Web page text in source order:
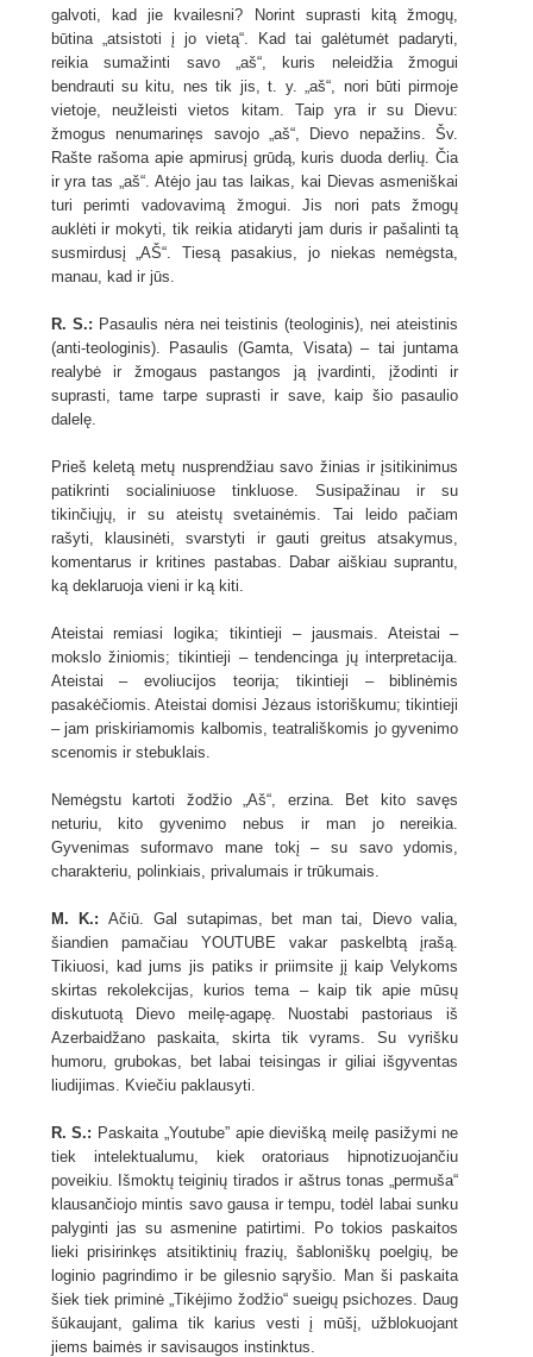
galvoti, kad jie kvailesni? Norint suprasti kitą žmogų,
būtina „atsistoti į jo vietą“. Kad tai galėtumėt padaryti,
reikia sumažinti savo „aš“, kuris neleidžia žmogui
bendrauti su kitu, nes tik jis, t. y. „aš“, nori būti pirmoje
vietoje, neužleisti vietos kitam. Taip yra ir su Dievu:
žmogus nenumarinęs savojo „aš“, Dievo nepažins. Šv.
Rašte rašoma apie apmirusį grūdą, kuris duoda derlių. Čia
ir yra tas „aš“. Atėjo jau tas laikas, kai Dievas asmeniškai
turi perimti vadovavimą žmogui. Jis nori pats žmogų
auklėti ir mokyti, tik reikia atidaryti jam duris ir pašalinti tą
susmirdusį „AŠ“. Tiesą pasakius, jo niekas nemėgsta,
manau, kad ir jūs.
R. S.: Pasaulis nėra nei teistinis (teologinis), nei ateistinis
(anti-teologinis). Pasaulis (Gamta, Visata) – tai juntama
realybė ir žmogaus pastangos ją įvardinti, įžodinti ir
suprasti, tame tarpe suprasti ir save, kaip šio pasaulio
dalelę.
Prieš keletą metų nusprendžiau savo žinias ir įsitikinimus
patikrinti socialiniuose tinkluose. Susipažinau ir su
tikinčiųjų, ir su ateistų svetainėmis. Tai leido pačiam
rašyti, klausinėti, svarstyti ir gauti greitus atsakymus,
komentarus ir kritines pastabas. Dabar aiškiau suprantu,
ką deklaruoja vieni ir ką kiti.
Ateistai remiasi logika; tikintieji – jausmais. Ateistai –
mokslo žiniomis; tikintieji – tendencinga jų interpretacija.
Ateistai – evoliucijos teorija; tikintieji – biblinėmis
pasakėčiomis. Ateistai domisi Jėzaus istoriškumu; tikintieji
– jam priskiriamomis kalbomis, teatrališkomis jo gyvenimo
scenomis ir stebuklais.
Nemėgstu kartoti žodžio „Aš“, erzina. Bet kito savęs
neturiu, kito gyvenimo nebus ir man jo nereikia.
Gyvenimas suformavo mane tokį – su savo ydomis,
charakteriu, polinkiais, privalumais ir trūkumais.
M. K.: Ačiū. Gal sutapimas, bet man tai, Dievo valia,
šiandien pamačiau YOUTUBE vakar paskelbtą įrašą.
Tikiuosi, kad jums jis patiks ir priimsite jį kaip Velykoms
skirtas rekolekcijas, kurios tema – kaip tik apie mūsų
diskutuotą Dievo meilę-agapę. Nuostabi pastoriaus iš
Azerbaidžano paskaita, skirta tik vyrams. Su vyrišku
humoru, grubokas, bet labai teisingas ir giliai išgyventas
liudijimas. Kviečiu paklausyti.
R. S.: Paskaita „Youtube” apie dievišką meilę pasižymi ne
tiek intelektualumu, kiek oratoriaus hipnotizuojančiu
poveikiu. Išmoktų teiginių tirados ir aštrus tonas „permuša“
klausančiojo mintis savo gausa ir tempu, todėl labai sunku
palyginti jas su asmenine patirtimi. Po tokios paskaitos
lieki prisirinkęs atsitiktinių frazių, šabloniškų poelgių, be
loginio pagrindimo ir be gilesnio sąryšio. Man ši paskaita
šiek tiek priminė „Tikėjimo žodžio“ sueigų psichozes. Daug
šūkaujant, galima tik karius vesti į mūšį, užblokuojant
jiems baimės ir savisaugos instinktus.